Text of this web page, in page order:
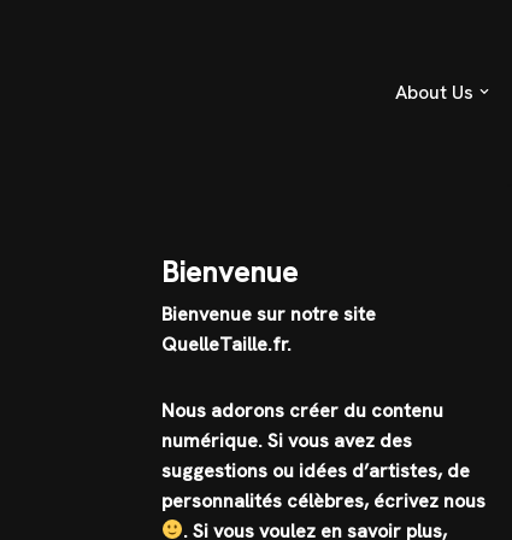
About Us
Bienvenue
Bienvenue sur notre site
QuelleTaille.fr.
Nous adorons créer du contenu
numérique. Si vous avez des
suggestions ou idées d’artistes, de
personnalités célèbres, écrivez nous
.Si vous voulez en savoir plus,